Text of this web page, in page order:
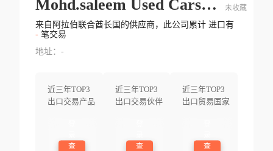
Mohd.saleem Used Cars&spare Parts Tr Llc
来自阿拉伯联合酋长国的供应商，此公司累计 进口有
-笔交易
地址：-
近三年TOP3
出口交易产品
查
近三年TOP3
出口交易伙伴
查
近三年TOP3
出口贸易国家
查
未收藏